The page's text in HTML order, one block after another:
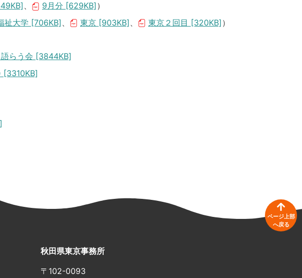
、 9月分 [629KB] ）
祉大学 [706KB] 東京 [903KB] 東京２回目 [320KB] ）
らう会 [3844KB]
[3310KB]
ページ上部
へ戻る
秋田県東京事務所
〒102-0093